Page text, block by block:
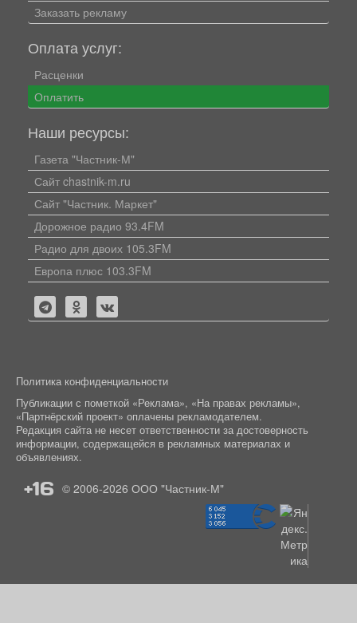
Заказать рекламу
Оплата услуг:
Расценки
Оплатить
Наши ресурсы:
Газета "Частник-М"
Сайт chastnik-m.ru
Сайт "Частник. Маркет"
Дорожное радио 93.4FM
Радио для двоих 105.3FM
Европа плюс 103.3FM
Политика конфиденциальности
Публикации с пометкой «Реклама», «На правах рекламы»,
«Партнёрский проект» оплачены рекламодателем.
Редакция сайта не несет ответственности за достоверность
информации, содержащейся в рекламных материалах и
объявлениях.
+16 © 2006-2026 ООО "Частник-М"